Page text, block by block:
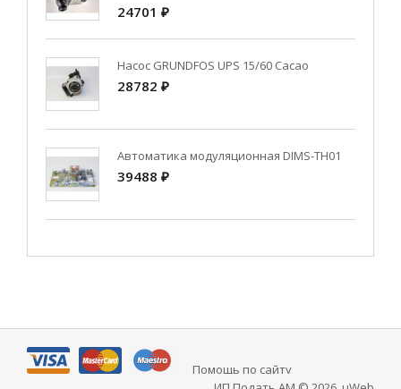
24701 ₽
Насос GRUNDFOS UPS 15/60 Cacao
28782 ₽
Автоматика модуляционная DIMS-TH01
39488 ₽
Помощь по сайту